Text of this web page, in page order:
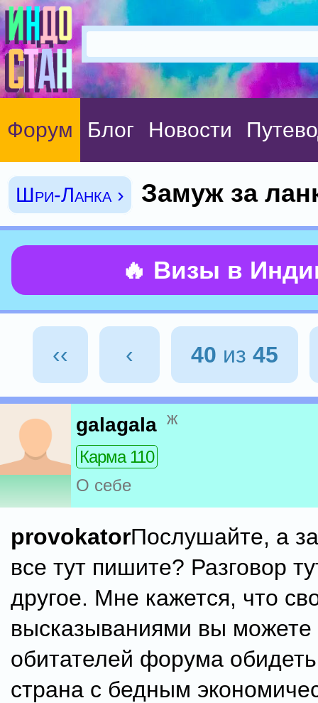
Форум Блог Новости
Шри-Ланка › Замуж за
🔥 Визы в
‹‹ ‹ 40 из 45
galagala ж
Карма 110
О себе
provokatorПослушайте, а
все тут пишите? Разговор
другое. Мне кажется, что
высказываниями вы можете
обитателей форума
страна с бедным